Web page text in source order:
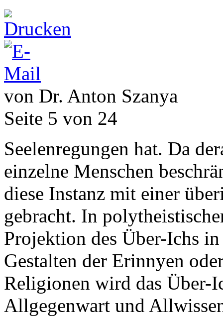
von Dr. Anton Szanya
Seite 5 von 24
Seelenregungen hat. Da
einzelne Menschen
diese Instanz mit einer
gebracht. In
Projektion des Über-Ichs
Gestalten der Erinnyen
Religionen wird das Über-
Allgegenwart und